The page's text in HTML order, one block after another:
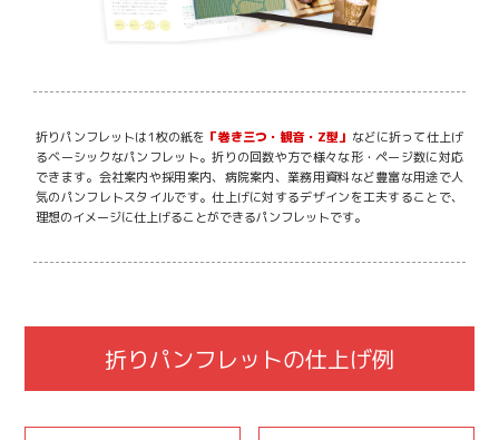
折りパンフレットは1枚の紙を 「巻き三つ・観音・Z型」 などに折って仕上げ
るベーシックなパンフレット。折りの回数や方で様々な形・ページ数に対応
できます。会社案内や採用案内、病院案内、業務用資料など豊富な用途で人
気のパンフレトスタイルです。仕上げに対するデザインを工夫することで、
理想のイメージに仕上げることができるパンフレットです。
折りパンフレットの仕上げ例